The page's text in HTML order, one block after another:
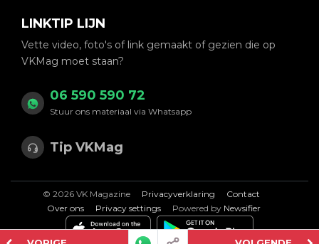
LINKTIP LIJN
Vette video, foto's of link gemaakt of gezien die op
VKMag moet staan?
06 590 590 72
Stuur ons materiaal via Whatsapp
Tip VKMag
© 2026 VK Magazine Privacyverklaring
Contact
Over ons
Privacy settings Powered by Newsifier